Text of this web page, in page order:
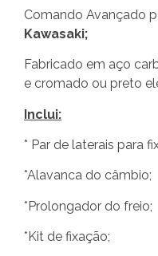
Comando Avançado
Kawasaki;
Fabricado em aço
e cromado ou preto
Inclui:
* Par de laterais para
*Alavanca do câmbio;
*Prolongador do freio;
*Kit de fixação;